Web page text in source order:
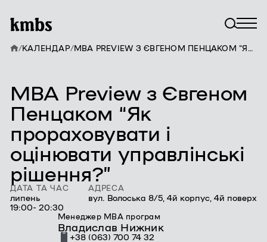
MBA Preview з Євгеном
Пенцаком “Як
прораховувати і
оцінювати управлінські
рішення?”
ДАТА ТА ЧАС
липень
19:00- 20:30
АДРЕСА
вул. Волоська 8/5, 4й корпус, 4й поверх
Менеджер MBA програм
Владислав Нижник
+38 (063) 700 74 32
/КАЛЕНДАР/ MBA PREVIEW З ЄВГЕНОМ ПЕНЦАКОМ “ЯК ПРОРАХОВУВАТИ І ОЦІНЮВАТИ УПРАВЛІНСЬКІ РІШЕННЯ?”